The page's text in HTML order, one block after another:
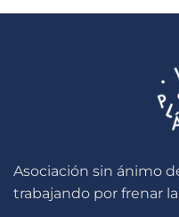
Asociación sin ánimo
trabajando por frenar